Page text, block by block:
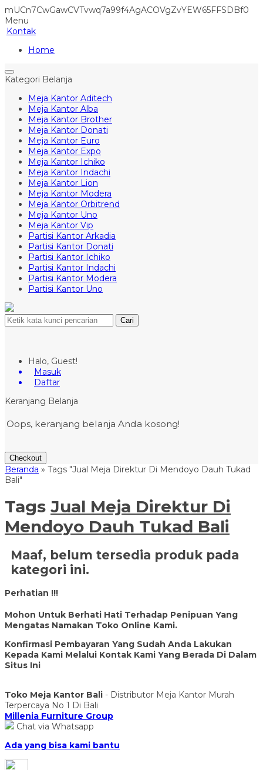
mUCn7CwGawCVTvwq7a99f4AgACOVgZvYEW65FFSDBf0
Menu
Kontak
Home
Kategori Belanja
Meja Kantor Aditech
Meja Kantor Alba
Meja Kantor Brother
Meja Kantor Donati
Meja Kantor Euro
Meja Kantor Expo
Meja Kantor Ichiko
Meja Kantor Indachi
Meja Kantor Lion
Meja Kantor Modera
Meja Kantor Orbitrend
Meja Kantor Uno
Meja Kantor Vip
Partisi Kantor Arkadia
Partisi Kantor Donati
Partisi Kantor Ichiko
Partisi Kantor Indachi
Partisi Kantor Modera
Partisi Kantor Uno
Cari
Halo, Guest!
Masuk
Daftar
Keranjang Belanja
Oops, keranjang belanja Anda kosong!
Checkout
Beranda » Tags "Jual Meja Direktur Di Mendoyo Dauh Tukad
Bali"
Tags Jual Meja Direktur Di
Mendoyo Dauh Tukad Bali
Maaf, belum tersedia produk pada
kategori ini.
Perhatian !!!
Mohon Untuk Berhati Hati Terhadap Penipuan Yang
Mengatas Namakan Toko Online Kami.
Konfirmasi Pembayaran Yang Sudah Anda Lakukan
Kepada Kami Melalui Kontak Kami Yang Berada Di Dalam
Situs Ini
Toko Meja Kantor Bali - Distributor Meja Kantor Murah
Terpercaya No 1 Di Bali
Millenia Furniture Group
Chat via Whatsapp
Ada yang bisa kami bantu